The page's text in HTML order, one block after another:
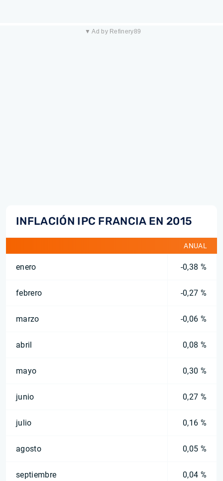
▼ Ad by Refinery89
INFLACIÓN IPC FRANCIA EN 2015
ANUAL
enero -0,38 %
febrero -0,27 %
marzo -0,06 %
abril 0,08 %
mayo 0,30 %
junio 0,27 %
julio 0,16 %
agosto 0,05 %
septiembre 0,04 %